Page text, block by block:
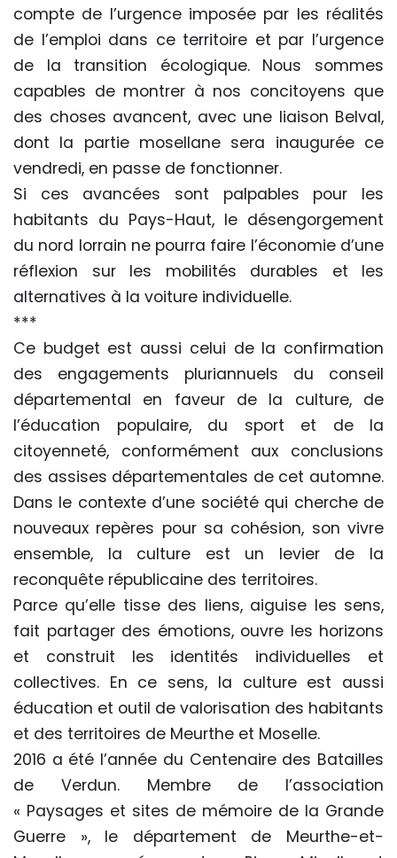
compte de l’urgence imposée par les réalités
de l’emploi dans ce territoire et par l’urgence
de la transition écologique. Nous sommes
capables de montrer à nos concitoyens que
des choses avancent, avec une liaison Belval,
dont la partie mosellane sera inaugurée ce
vendredi, en passe de fonctionner.
Si ces avancées sont palpables pour les
habitants du Pays-Haut, le désengorgement
du nord lorrain ne pourra faire l’économie d’une
réflexion sur les mobilités durables et les
alternatives à la voiture individuelle.
***
Ce budget est aussi celui de la confirmation
des engagements pluriannuels du conseil
départemental en faveur de la culture, de
l’éducation populaire, du sport et de la
citoyenneté, conformément aux conclusions
des assises départementales de cet automne.
Dans le contexte d’une société qui cherche de
nouveaux repères pour sa cohésion, son vivre
ensemble, la culture est un levier de la
reconquête républicaine des territoires.
Parce qu’elle tisse des liens, aiguise les sens,
fait partager des émotions, ouvre les horizons
et construit les identités individuelles et
collectives. En ce sens, la culture est aussi
éducation et outil de valorisation des habitants
et des territoires de Meurthe et Moselle.
2016 a été l’année du Centenaire des Batailles
de Verdun. Membre de l’association
« Paysages et sites de mémoire de la Grande
Guerre », le département de Meurthe-et-